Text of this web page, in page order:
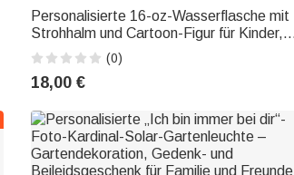
Personalisierte 16-oz-Wasserflasche mit
Strohhalm und Cartoon-Figur für Kinder,
mit Namen und Initialen – für den täglichen
Gebrauch, als Geschenk zum Schulanfang
oder zum Geburtstag für Kinder und Fu
(0)
18,00 €